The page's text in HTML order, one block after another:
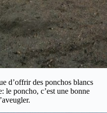
d’offrir des ponchos blancs
le poncho, c’est une bonne